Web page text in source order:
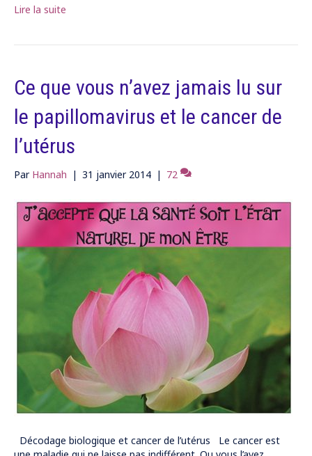
Lire la suite
Ce que vous n’avez jamais lu sur
le papillomavirus et le cancer de
l’utérus
Par Hannah | 31 janvier 2014 | 72
Décodage biologique et cancer de l’utérus Le cancer est